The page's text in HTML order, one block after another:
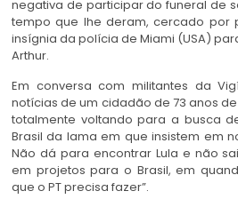
negativa de participar do funeral de
tempo que lhe deram, cercado por
insígnia da polícia de Miami (USA)
Arthur.
Em conversa com militantes da
notícias de um cidadão de 73 anos
totalmente voltando para a busca
Brasil da lama em que insistem em
Não dá para encontrar Lula e não
em projetos para o Brasil, em
que o PT precisa fazer”.